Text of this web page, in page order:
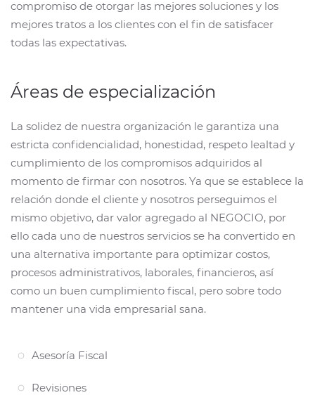
compromiso de otorgar las mejores soluciones y los
mejores tratos a los clientes con el fin de satisfacer
todas las expectativas.
Áreas de especialización
La solidez de nuestra organización le garantiza una
estricta confidencialidad, honestidad, respeto lealtad y
cumplimiento de los compromisos adquiridos al
momento de firmar con nosotros. Ya que se establece la
relación donde el cliente y nosotros perseguimos el
mismo objetivo, dar valor agregado al NEGOCIO, por
ello cada uno de nuestros servicios se ha convertido en
una alternativa importante para optimizar costos,
procesos administrativos, laborales, financieros, así
como un buen cumplimiento fiscal, pero sobre todo
mantener una vida empresarial sana.
Asesoría Fiscal
Revisiones